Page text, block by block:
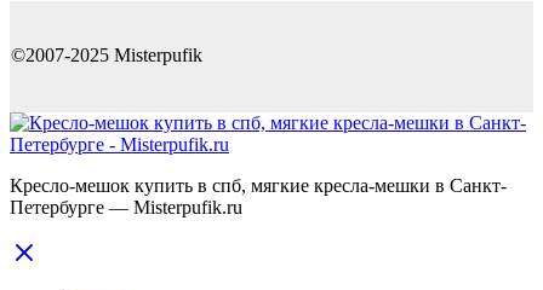
©2007-2025 Misterpufik
Кресло-мешок купить в спб, мягкие кресла-мешки в Санкт-
Петербурге — Misterpufik.ru